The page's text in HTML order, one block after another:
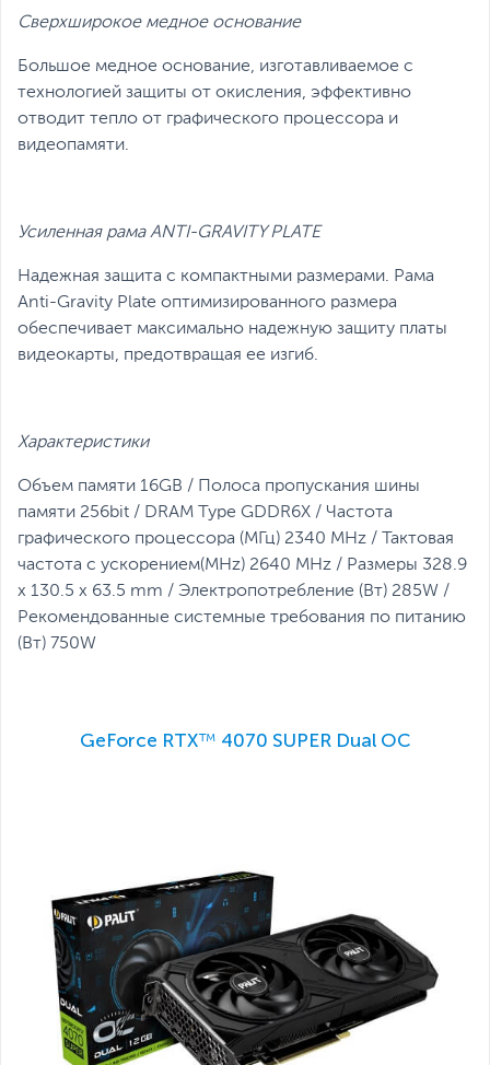
Сверхширокое медное основание
Большое медное основание, изготавливаемое с
технологией защиты от окисления, эффективно
отводит тепло от графического процессора и
видеопамяти.
Усиленная рама ANTI-GRAVITY PLATE
Надежная защита с компактными размерами. Рама
Anti-Gravity Plate оптимизированного размера
обеспечивает максимально надежную защиту платы
видеокарты, предотвращая ее изгиб.
Характеристики
Объем памяти 16GB / Полоса пропускания шины
памяти 256bit / DRAM Type GDDR6X / Частота
графического процессора (МГц) 2340 MHz / Тактовая
частота с ускорением(MHz) 2640 MHz / Размеры 328.9
x 130.5 x 63.5 mm / Электропотребление (Вт) 285W /
Рекомендованные системные требования по питанию
(Вт) 750W
GeForce RTX™ 4070 SUPER Dual OC